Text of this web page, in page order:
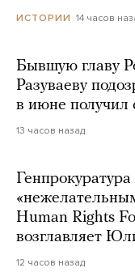
ИСТОРИИ 14 часов
Бывшую главу
Разуваеву
в июне получил
13 часов назад
Human Rights
возглавляет
12 часов назад